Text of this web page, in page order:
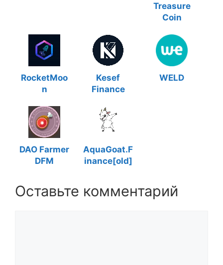
Treasure
Coin
RocketMoo
n
Kesef
Finance
WELD
DAO Farmer
DFM
AquaGoat.F
inance[old]
Оставьте комментарий